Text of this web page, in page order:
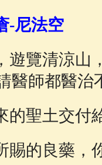
-尼法空
遊覽清涼山
醫師都醫治
的聖土交付
賜的良藥